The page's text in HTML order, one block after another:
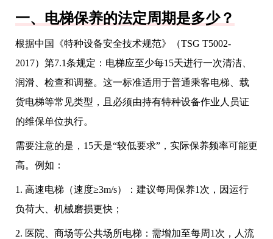
一、电梯保养的法定周期是多少？
根据中国《特种设备安全技术规范》（TSG T5002-
2017）第7.1条规定：电梯应至少每15天进行一次清洁、
润滑、检查和调整。这一标准适用于普通乘客电梯、载
货电梯等常见类型，且必须由持有特种设备作业人员证
的维保单位执行。
需要注意的是，15天是“较低要求”，实际保养频率可能更
高。例如：
1. 高速电梯（速度≥3m/s）：建议每周保养1次，因运行
负荷大、机械磨损更快；
2. 医院、商场等公共场所电梯：需增加至每周1次，人流